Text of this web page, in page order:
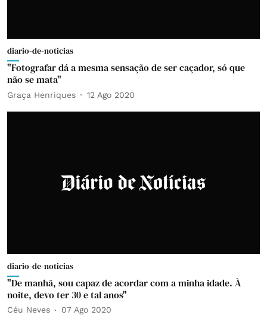
diario-de-noticias
"Fotografar dá a mesma sensação de ser caçador, só que
não se mata"
Graça Henriques 12 Ago 2020
diario-de-noticias
"De manhã, sou capaz de acordar com a minha idade. À
noite, devo ter 30 e tal anos"
Céu Neves 07 Ago 2020